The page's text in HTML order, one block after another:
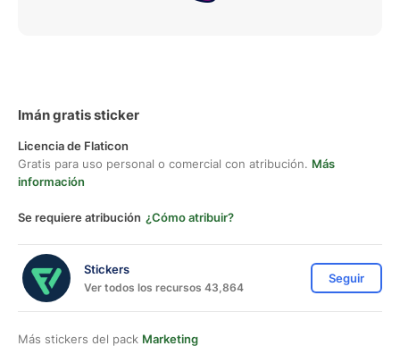
Imán gratis sticker
Licencia de Flaticon
Gratis para uso personal o comercial con atribución. Más
información
Se requiere atribución ¿Cómo atribuir?
Stickers
Ver todos los recursos 43,864
Seguir
Más stickers del pack Marketing